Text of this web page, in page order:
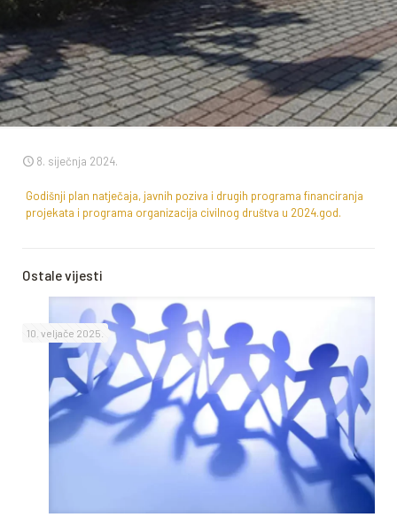
8. siječnja 2024.
Godišnji plan natječaja, javnih poziva i drugih programa financiranja
projekata i programa organizacija civilnog društva u 2024.god.
Ostale vijesti
10. veljače 2025.